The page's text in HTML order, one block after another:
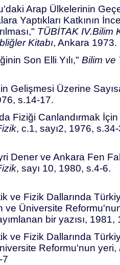
Arap Ülkelerinin
Yaptıkları Katkının
TÜBİTAK IV.Bilim
Kitabı, Ankara 1973.
Son Elli Yılı," Bilim ve
Gelişmesi Üzerine
s.14-17.
Fiziği Canlandırmak İçin
, c.1, sayı2, 1976,
Dener ve Ankara Fen
, sayı 10, 1980, s.4-6.
ve Fizik Dallarında
ve Üniversite
bir yazısı,
ve Fizik Dallarında
Reformu'nun yeri,
7